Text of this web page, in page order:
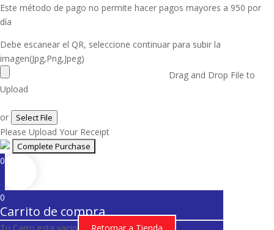
Este método de pago no permite hacer pagos mayores a 950 por
día
Debe escanear el QR, seleccione continuar para subir la
imagen(Jpg,Png,Jpeg)
Drag and Drop File to
Upload
or Select File
Please Upload Your Receipt
0
0
Carrito de compra
Tu Carro esta vacio Retornar a Tienda